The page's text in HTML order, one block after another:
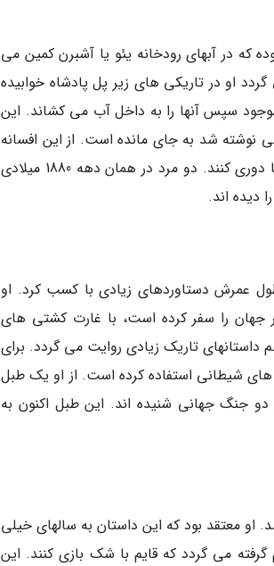
که در آبهای رودخانه یئو یا آشبرن کمین می
او در تاریکی های زیر پل پادشاه خوابیده
سپس آنها را به داخل آب می کشاند. این
محلی نوشته شد به جای مانده است. از این افسانه
بیشتر برای بچه ها استفاده می شد تا آنها مراقب رفتارشان باشند و از پل ها دوری کنند. دو مرد در همان دهه 1880 میلادی
دیده اند.
عمرش دستاوردهای زیادی با کسب کرد. او
جهان را سفر کرده است، با غارت کشتی های
داستانهای تاریک زیادی روایت می گردد. برای
شیطانی استفاده کرده است. از او یک طبل
جنگ جهانی شنیده اند. این طبل اکنون به
او معتقد بود که این داستان به سالهای خیلی
می گردد که قایم با شک بازی کنند. این